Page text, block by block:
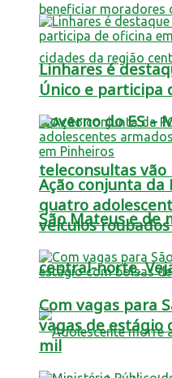
Governo do ES –
teleconsultas
São Mateus e de
central-norte.
Linhares é
Único e participa
Ação conjunta da
quatro
veículos
Com vagas para
vagas de estágio
mil